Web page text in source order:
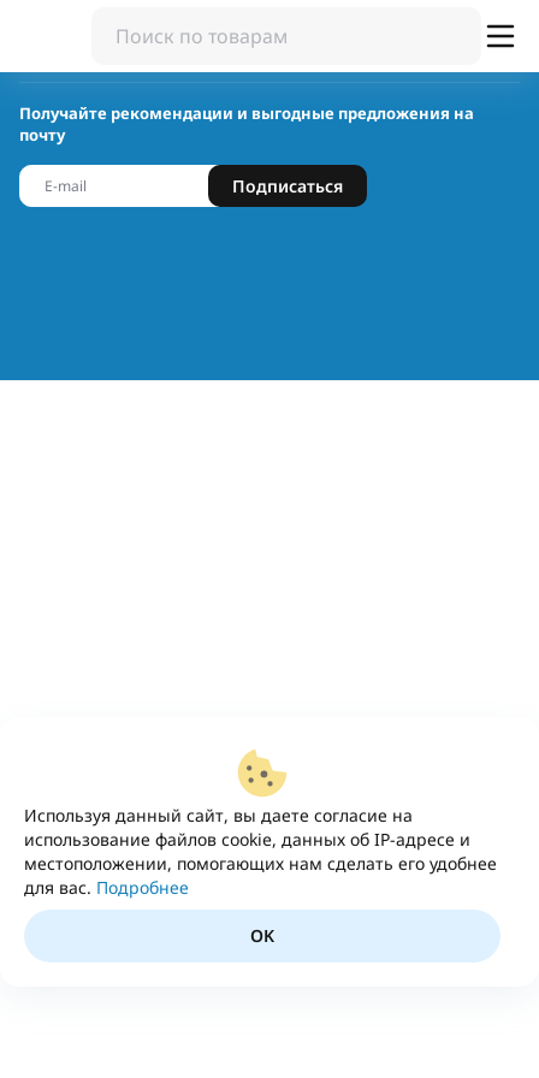
Используя данный сайт, вы даете согласие на
использование файлов cookie, данных об IP-адресе и
местоположении, помогающих нам сделать его удобнее
для вас. Подробнее
OK
Получайте рекомендации и выгодные предложения на
почту
Подписаться